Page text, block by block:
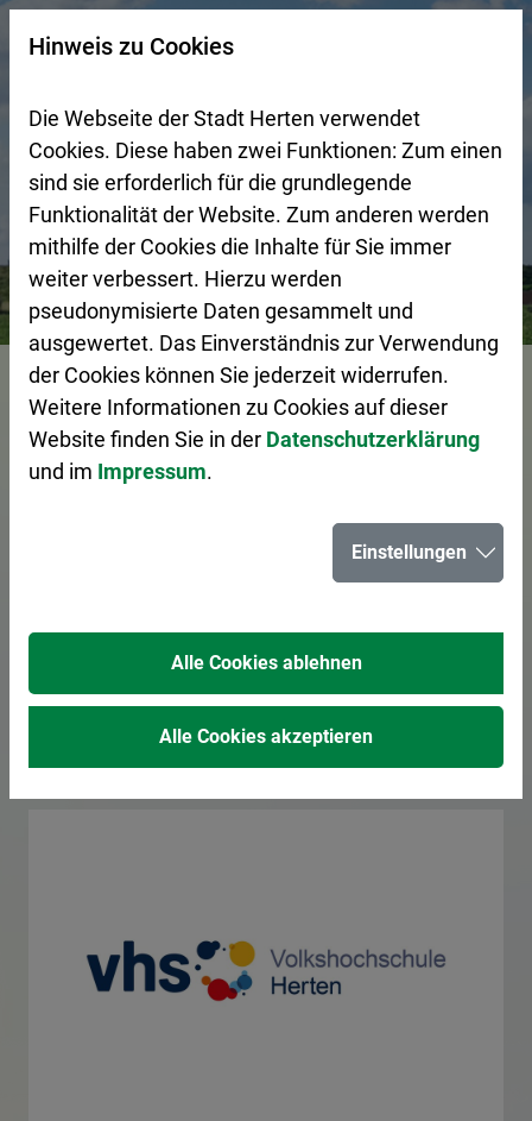
Zur Startseite (Schnelltaste 0)
Zum Seitenanfang springen (Schnelltaste A)
Zur Navigation/Menü springen (Schnelltaste M)
Zur Suche springen (Schnelltaste 8)
Zum Inhalt springen (Schnelltaste I)
Zum Fußbereich springen (Schnelltaste Z)
Bürgerservice Pressemeldungen VHS Herten-
Vorlesen
VHS Herten-
Seminar erklärt
Social Media Apps
kompakt
09.09.2025
Suchseite mit Schnellsuche
Hinweis zu Cookies
Die Webseite der Stadt Herten verwendet
Cookies. Diese haben zwei Funktionen: Zum einen
sind sie erforderlich für die grundlegende
Funktionalität der Website. Zum anderen werden
mithilfe der Cookies die Inhalte für Sie immer
weiter verbessert. Hierzu werden
pseudonymisierte Daten gesammelt und
ausgewertet. Das Einverständnis zur Verwendung
der Cookies können Sie jederzeit widerrufen.
Weitere Informationen zu Cookies auf dieser
Website finden Sie in der Datenschutzerklärung
und im Impressum.
Einstellungen
Alle Cookies ablehnen
Alle Cookies akzeptieren